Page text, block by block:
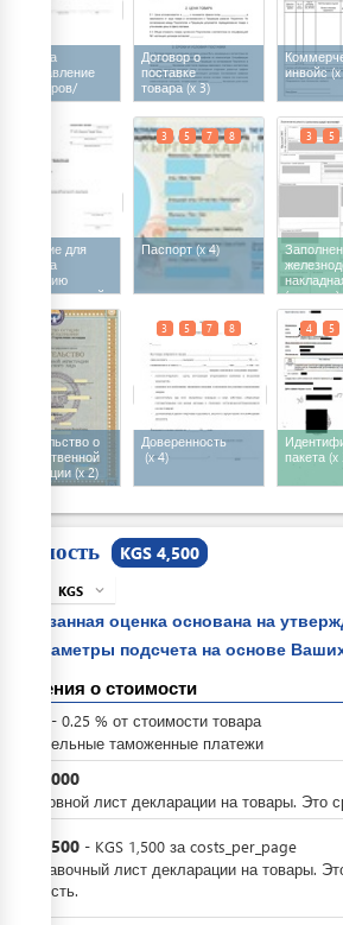
Заявка на
предоставление
контейнеров/
вагонов на
Договор о
поставке
товара(x 3)
инвойс(x
Заявление для
въезда на
территорию
железнодорожной
Паспорт(x 4)
3 5 7 8
(экспорт)
3 5
Свидетельство о
государственной
регистрации (x 2)
Доверенность
(x 4)
3 5 7 8
пакета (x
4 5
Стоимость KGS 4,500
KGS expand_more
Указанная оценка основана на
параметры подсчета на основе
Сведения о стоимости
- 0.25 % от стоимости товара
Обязательные таможенные платежи
3,000
За основной лист декларации на товары. Это
1,500 - KGS 1,500 за costs_per_page
За добавочный лист декларации на товары.
стоимость.